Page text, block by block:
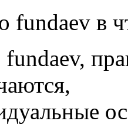
fundaev в